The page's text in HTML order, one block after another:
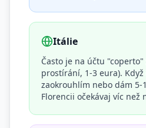
Itálie
Často je na účtu "coperto"
prostírání, 1-3 eura).
zaokrouhlím nebo dám 5-
Florencii očekávaj víc než